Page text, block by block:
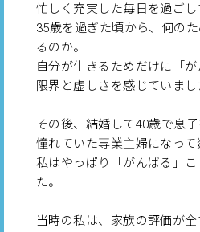
忙しく充実した毎日を過ご
35歳を過ぎた頃から、何の
るのか。
自分が生きるためだけに「
限界と虚しさを感じていまし
その後、結婚して40歳で息子
憧れていた専業主婦になって
私はやっぱり「がんばる」
た。
当時の私は、家族の評価が全